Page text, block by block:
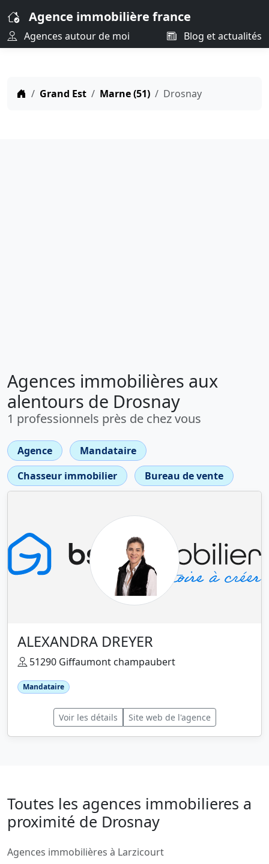
Agence immobilière france
Agences autour de moi Blog et actualités
Grand Est Marne (51) Drosnay
Agences immobilières aux
alentours de Drosnay
1 professionnels près de chez vous
Agence
Mandataire
Chasseur immobilier
Bureau de vente
ALEXANDRA DREYER
51290 Giffaumont champaubert
Mandataire
Voir les détails Site web de l'agence
Toutes les agences immobilieres a
proximité de Drosnay
Agences immobilières à Larzicourt